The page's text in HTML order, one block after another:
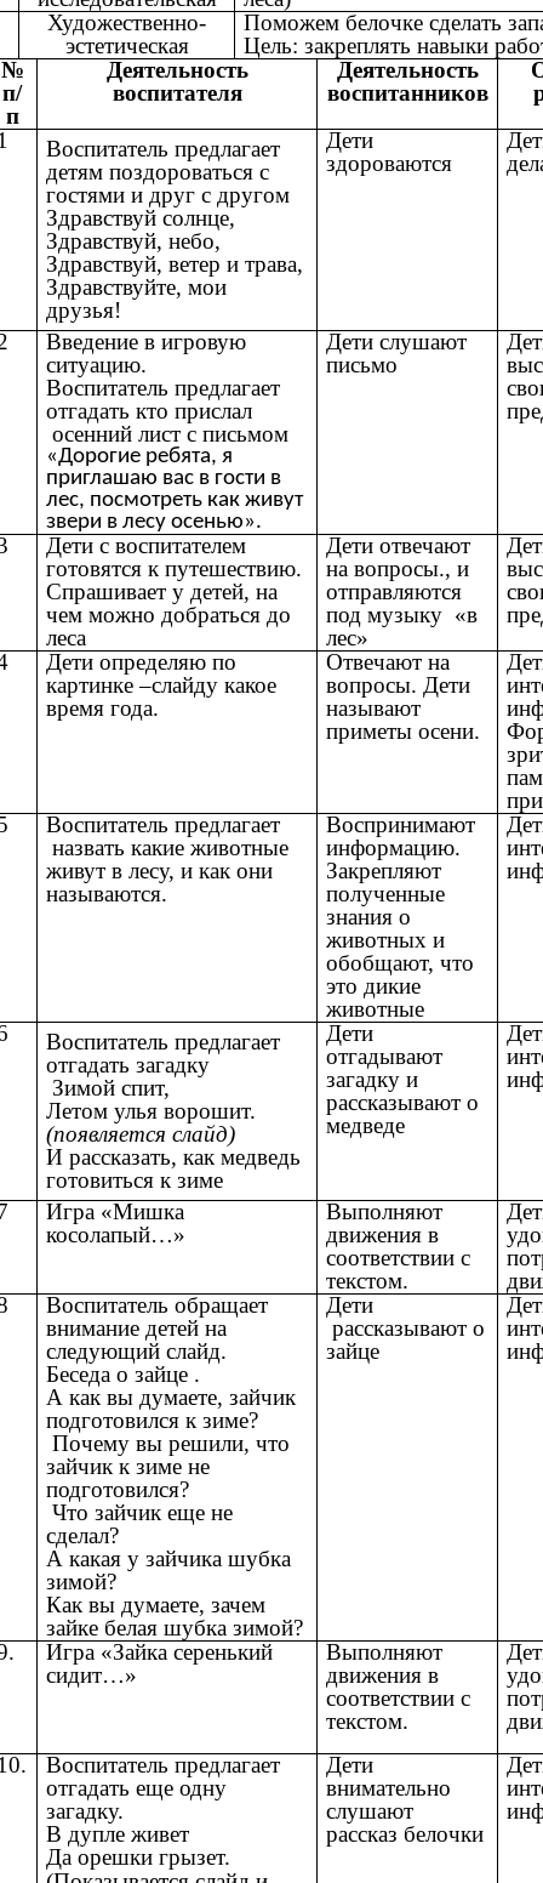
Художественно-
эстетическая
Поможем белочке сделать
Цель: закреплять навыки
№
п/
п
Деятельность
воспитателя
Деятельность
воспитанников
Воспитатель предлагает
детям поздороваться с
гостями и друг с другом
Здравствуй солнце,
Здравствуй, небо,
Здравствуй, ветер и трава,
Здравствуйте, мои
друзья!
Дети
здороваются
Введение в игровую
ситуацию.
Воспитатель предлагает
отгадать кто прислал
осенний лист с письмом
«Дорогие ребята, я
приглашаю вас в гости в
лес, посмотреть как живут
звери в лесу осенью».
Дети слушают
письмо
Дети с воспитателем
готовятся к путешествию.
Спрашивает у детей, на
чем можно добраться до
леса
Дети отвечают
на вопросы., и
отправляются
под музыку «в
лес»
Дети определяю по
картинке –слайду какое
время года.
Отвечают на
вопросы. Дети
называют
приметы осени.
Воспитатель предлагает
назвать какие животные
живут в лесу, и как они
называются.
Воспринимают
информацию.
Закрепляют
полученные
знания о
животных и
обобщают, что
это дикие
животные
Воспитатель предлагает
отгадать загадку
Зимой спит,
Летом улья ворошит.
(появляется слайд)
И рассказать, как медведь
готовиться к зиме
Дети
отгадывают
загадку и
рассказывают о
медведе
Игра «Мишка
косолапый…»
Выполняют
движения в
соответствии с
текстом.
Воспитатель обращает
внимание детей на
следующий слайд.
Беседа о зайце .
А как вы думаете, зайчик
подготовился к зиме?
Почему вы решили, что
зайчик к зиме не
подготовился?
Что зайчик еще не
сделал?
А какая у зайчика шубка
зимой?
Как вы думаете, зачем
зайке белая шубка зимой?
Дети
рассказывают о
зайце
Игра «Зайка серенький
сидит…»
Выполняют
движения в
соответствии с
текстом.
Воспитатель предлагает
отгадать еще одну
загадку.
В дупле живет
Да орешки грызет.
Дети
внимательно
слушают
рассказ белочки